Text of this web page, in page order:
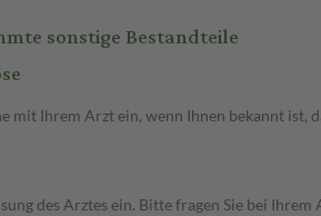
sonstige Bestandteile
mit Ihrem Arzt ein, wenn Ihnen bekannt
des Arztes ein. Bitte fragen Sie bei